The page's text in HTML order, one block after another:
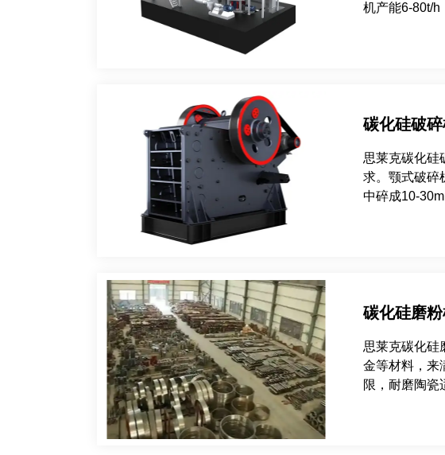
机产能6-80t/h
碳化硅破
思莱克碳化硅
求。颚式破碎
中碎成10-
碳化硅磨
思莱克碳化硅
金等材料，来
限，耐磨陶瓷